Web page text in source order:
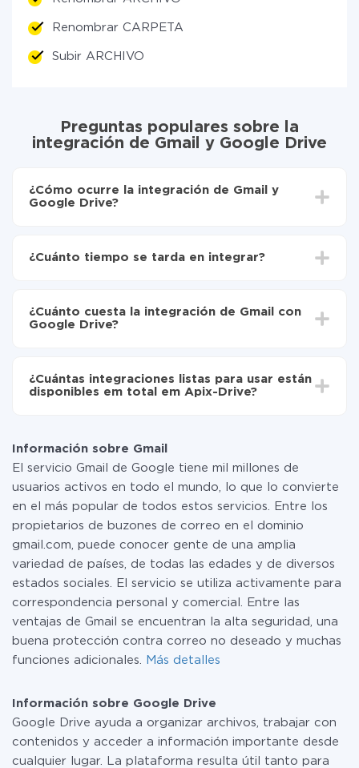
Renombrar CARPETA
Subir ARCHIVO
Preguntas populares sobre la
integración de Gmail y Google Drive
¿Cómo ocurre la integración de Gmail y
Google Drive?
Elija qué datos transferir de Gmail a Google Drive
de Gmail a Google Drive
¿Cuánto tiempo se tarda en integrar?
oscilar entre 5 y 30 minutos. En promedio, la
configuración tarda entre 10 y 15 minutos.
¿Cuánto cuesta la integración de Gmail con
Google Drive?
tarifas. Usted solo paga por la cantidad de datos que
realmente se transfieren de uno de sus sistemas a otro
manera segura un plan de tarifa gratuita o cambiar a
uno de pago, si es necesario. Más detalles sobre
tarifas.
¿Cuántas integraciones listas para usar están
disponibles em total em Apix-Drive?
Información sobre Gmail
El servicio Gmail de Google tiene mil millones de
usuarios activos en todo el mundo, lo que lo convierte
en el más popular de todos estos servicios. Entre los
propietarios de buzones de correo en el dominio
gmail.com, puede conocer gente de una amplia
variedad de países, de todas las edades y de diversos
estados sociales. El servicio se utiliza activamente para
correspondencia personal y comercial. Entre las
ventajas de Gmail se encuentran la alta seguridad, una
buena protección contra correo no deseado y muchas
funciones adicionales.
Más detalles
Información sobre Google Drive
Google Drive ayuda a organizar archivos, trabajar con
contenidos y acceder a información importante desde
cualquier lugar. La plataforma resulta útil tanto para